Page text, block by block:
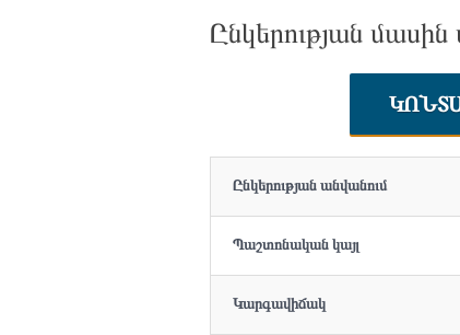
Ընկերության մասին
Ընկերության անվանում
Պաշտոնական կայլ
Կարգավիճակ